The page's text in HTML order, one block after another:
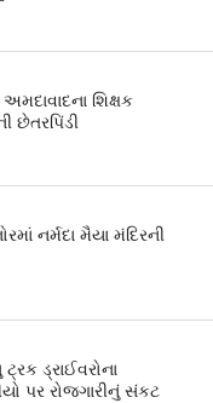
શિક્ષક
છેતરપિંડી
નર્મદા મૈયા મંદિરની
ડ્રાઈવરોના
પર રોજગારીનું સંકટ